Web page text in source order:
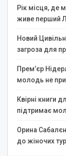
Рік місця, де
живе перший
Новий
загроза для
Прем’єр
молодь не
Квірні книги
підтримає
Орина
до жіночих